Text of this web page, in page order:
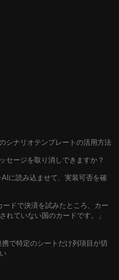
シナリオテンプレートの活用方法
セージを取り消しできますか？
に読み込ませて、実装可否を確
ドで決済を試みたところ、カー
れていない国のカードです。」
で特定のシートだけ列項目が切